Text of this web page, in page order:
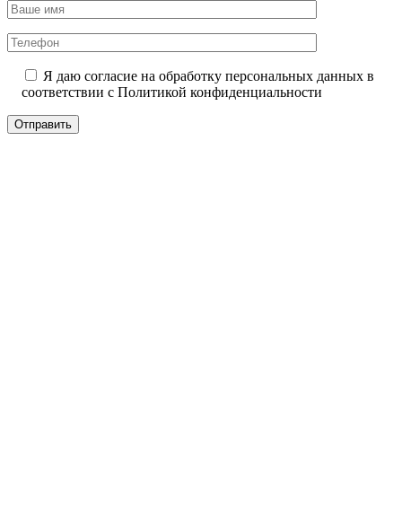
Я даю согласие на обработку персональных данных в
соответствии с Политикой конфиденциальности